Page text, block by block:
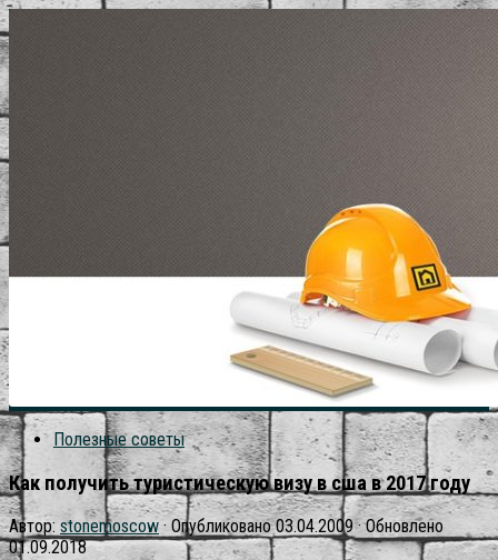
Полезные советы
Как получить туристическую визу в сша в 2017 году
Автор: stonemoscow · Опубликовано03.04.2009· Обновлено
01.09.2018